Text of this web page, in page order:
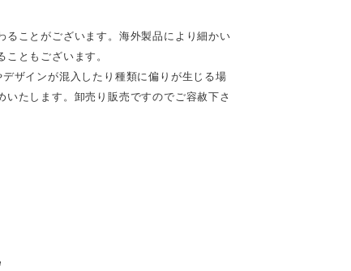
ることがございます。海外製品により細かい
ともございます。
ザインが混入したり種類に偏りが生じる場
たします。卸売り販売ですのでご容赦下さ